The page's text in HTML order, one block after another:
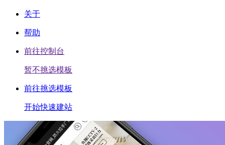
关于
帮助
前往控制台
暂不挑选模板
前往挑选模板
开始快速建站